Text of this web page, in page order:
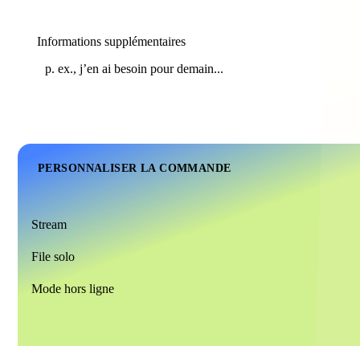
Informations supplémentaires
PERSONNALISER LA COMMANDE
Stream
File solo
Mode hors ligne